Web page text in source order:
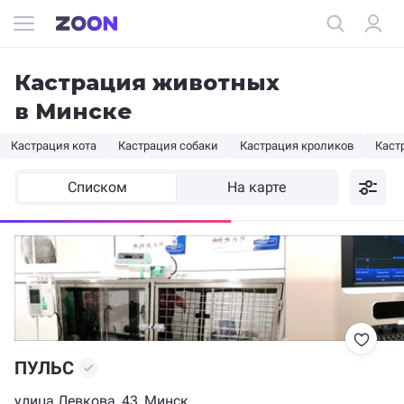
Кастрация животных
в Минске
Кастрация кота Кастрация собаки Кастрация кроликов
Списком На карте
ПУЛЬС